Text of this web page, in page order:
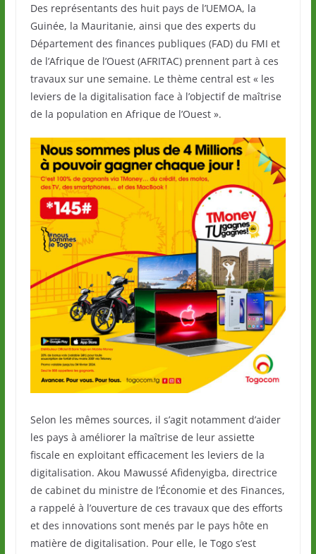
Des représentants des huit pays de l’UEMOA, la
Guinée, la Mauritanie, ainsi que des experts du
Département des finances publiques (FAD) du FMI et
de l’Afrique de l’Ouest (AFRITAC) prennent part à ces
travaux sur une semaine. Le thème central est « les
leviers de la digitalisation face à l’objectif de maîtrise
de la population en Afrique de l’Ouest ».
Selon les mêmes sources, il s’agit notamment d’aider
les pays à améliorer la maîtrise de leur assiette
fiscale en exploitant efficacement les leviers de la
digitalisation. Akou Mawussé Afidenyigba, directrice
de cabinet du ministre de l’Économie et des Finances,
a rappelé à l’ouverture de ces travaux que des efforts
et des innovations sont menés par le pays hôte en
matière de digitalisation. Pour elle, le Togo s’est